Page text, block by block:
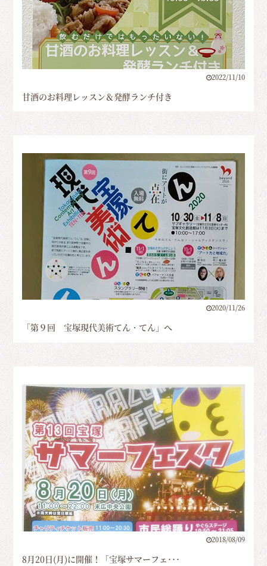
2022/11/10
甘酒のお料理レッスン＆発酵ランチ付き
2020/11/26
「第９回 宝塚現代美術てん・てん」へ
2018/08/09
8月20日(月)に開催！「宝塚サマーフェ･･･